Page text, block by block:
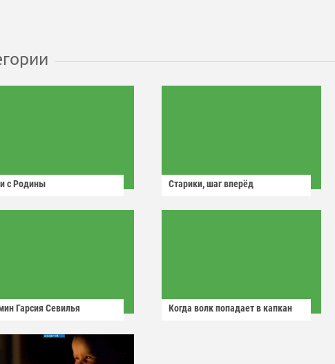
с Родины Старики, шаг вперёд
Гарсия Севилья Когда волк попадает в капкан